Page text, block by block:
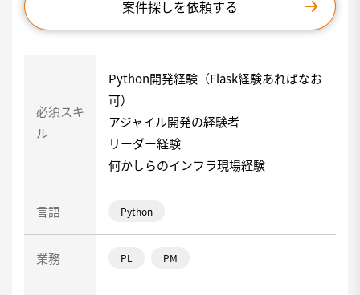
案件探しを依頼する
必須スキ
ル
Python開発経験（Flask経験あればなお
可）
アジャイル開発の経験者
リーダー経験
何かしらのインフラ現場経験
言語 Python
業務 PL PM